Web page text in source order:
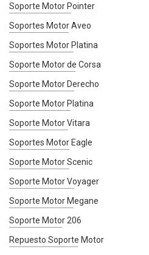
Soporte Motor Pointer
Soportes Motor Aveo
Soportes Motor Platina
Soporte Motor de Corsa
Soporte Motor Derecho
Soporte Motor Platina
Soporte Motor Vitara
Soportes Motor Eagle
Soporte Motor Scenic
Soporte Motor Voyager
Soporte Motor Megane
Soporte Motor 206
Repuesto Soporte Motor